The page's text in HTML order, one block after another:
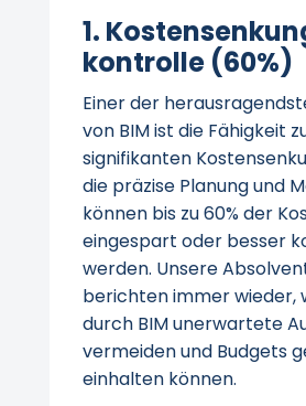
1.
kontrolle (60%)
Einer der
von BIM ist die Fähigkeit
signifikanten
die präzise Planung und
können bis zu 60% der
eingespart oder besser
werden. Unsere
berichten immer wieder,
durch BIM unerwartete
vermeiden und Budgets
einhalten können.